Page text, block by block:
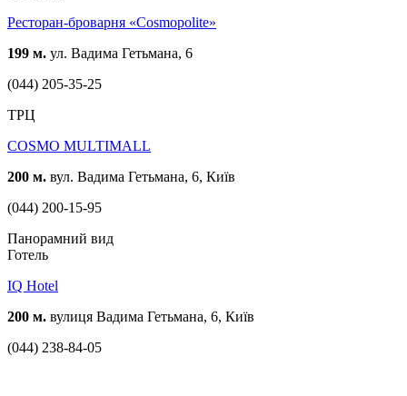
Ресторан-броварня «Cosmopolite»
199 м. ул. Вадима Гетьмана, 6
(044) 205-35-25
ТРЦ
COSMO MULTIMALL
200 м. вул. Вадима Гетьмана, 6, Київ
(044) 200-15-95
Панорамний вид
Готель
IQ Hotel
200 м. вулиця Вадима Гетьмана, 6, Київ
(044) 238-84-05